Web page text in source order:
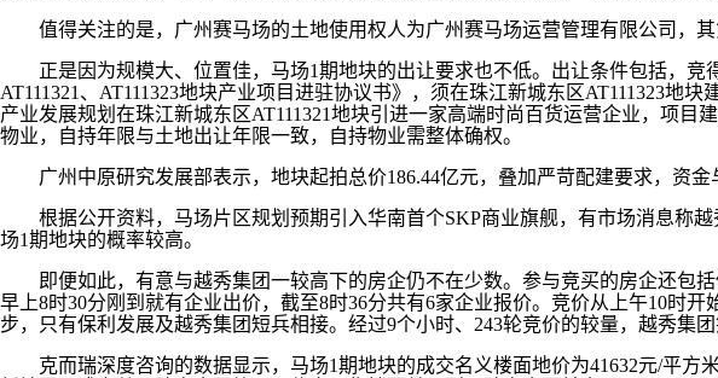
值得关注的是，广州赛马场的土地使用权人为广州赛马场运营管理有限公司，其
正是因为规模大、位置佳，马场1期地块的出让要求也不低。出让条件包括，竞
AT111321、AT111323地块产业项目进驻协议书》，须在珠江新城东区AT111323
产业发展规划在珠江新城东区AT111321地块引进一家高端时尚百货运营企业，项目
物业，自持年限与土地出让年限一致，自持物业需整体确权。
广州中原研究发展部表示，地块起拍总价186.44亿元，叠加严苛配建要求，资金
根据公开资料，马场片区规划预期引入华南首个SKP商业旗舰，有市场消息称越
场1期地块的概率较高。
即便如此，有意与越秀集团一较高下的房企仍不在少数。参与竞买的房企还包括
早上8时30分刚到就有企业出价，截至8时36分共有6家企业报价。竞价从上午10时
步，只有保利发展及越秀集团短兵相接。经过9个小时、243轮竞价的较量，越秀集
克而瑞深度咨询的数据显示，马场1期地块的成交名义楼面地价为41632元/平方